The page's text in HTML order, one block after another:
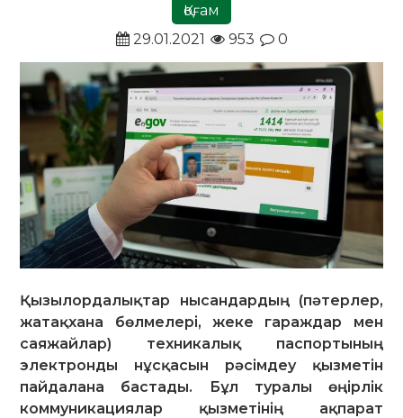
Қоғам
29.01.2021
953 0
Қызылордалықтар нысандардың (пәтерлер,
жатақхана бөлмелері, жеке гараждар мен
саяжайлар) техникалық паспортының
электронды нұсқасын рәсімдеу қызметін
пайдалана бастады. Бұл туралы өңірлік
коммуникациялар қызметінің ақпарат